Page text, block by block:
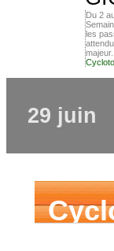
Du 2
les
29 juin